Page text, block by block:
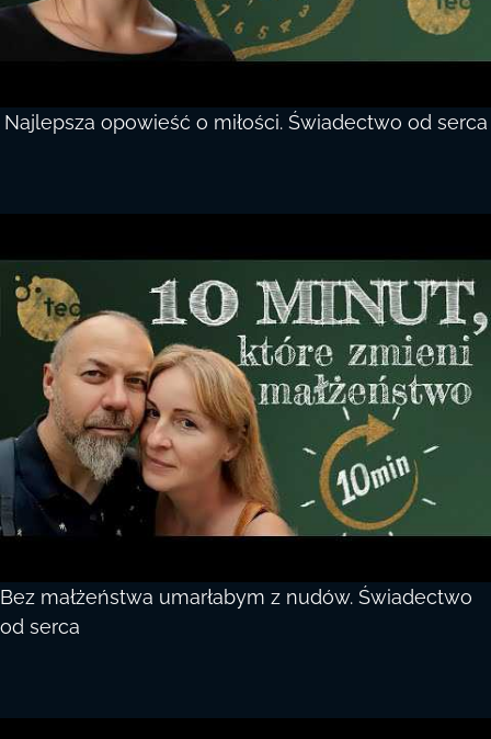
Najlepsza opowieść o miłości. Świadectwo od serca
Bez małżeństwa umarłabym z nudów. Świadectwo
od serca